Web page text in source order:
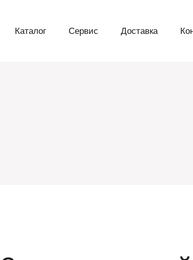
Каталог Сервис Доставка